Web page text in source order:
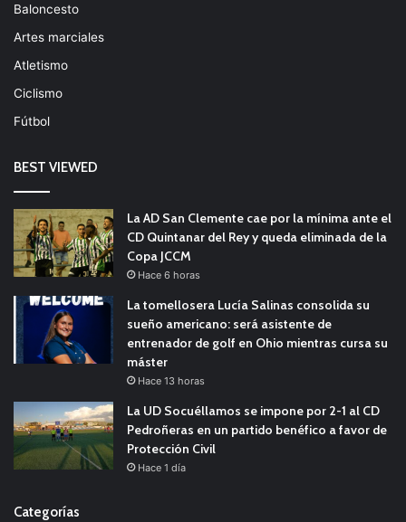
Baloncesto
Artes marciales
Atletismo
Ciclismo
Fútbol
BEST VIEWED
La AD San Clemente cae por la mínima ante el
CD Quintanar del Rey y queda eliminada de la
Copa JCCM
Hace 6 horas
La tomellosera Lucía Salinas consolida su
sueño americano: será asistente de
entrenador de golf en Ohio mientras cursa su
máster
Hace 13 horas
La UD Socuéllamos se impone por 2-1 al CD
Pedroñeras en un partido benéfico a favor de
Protección Civil
Hace 1 día
Categorías